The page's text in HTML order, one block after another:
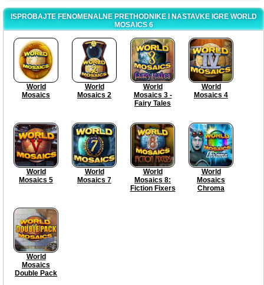
ISPROBAJTE FENOMENALNE PRETHODNIKE I NASTAVKE IGRE WORLD
MOSAICS 6
World
Mosaics
World
Mosaics 2
World
Mosaics 3 -
Fairy Tales
World
Mosaics 4
World
Mosaics 5
World
Mosaics 7
World
Mosaics 8:
Fiction Fixers
World
Mosaics
Chroma
World
Mosaics
Double Pack